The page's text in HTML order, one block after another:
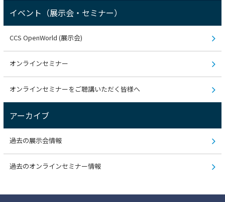
イベント（展示会・セミナー）
CCS OpenWorld (展示会)
オンラインセミナー
オンラインセミナーをご聴講いただく皆様へ
アーカイブ
過去の展示会情報
過去のオンラインセミナー情報